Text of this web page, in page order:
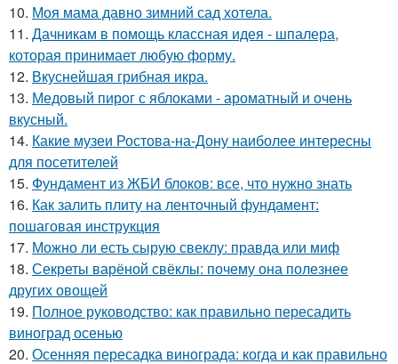
10. Моя мама давно зимний сад хотела.
11. Дачникам в помощь классная идея - шпалера,
которая принимает любую форму.
12. Вкуснейшая грибная икра.
13. Медовый пирог с яблоками - ароматный и очень
вкусный.
14. Какие музеи Ростова-на-Дону наиболее интересны
для посетителей
15. Фундамент из ЖБИ блоков: все, что нужно знать
16. Как залить плиту на ленточный фундамент:
пошаговая инструкция
17. Можно ли есть сырую свеклу: правда или миф
18. Секреты варёной свёклы: почему она полезнее
других овощей
19. Полное руководство: как правильно пересадить
виноград осенью
20. Осенняя пересадка винограда: когда и как правильно